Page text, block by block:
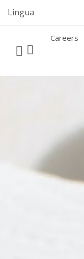
Lingua
Careers